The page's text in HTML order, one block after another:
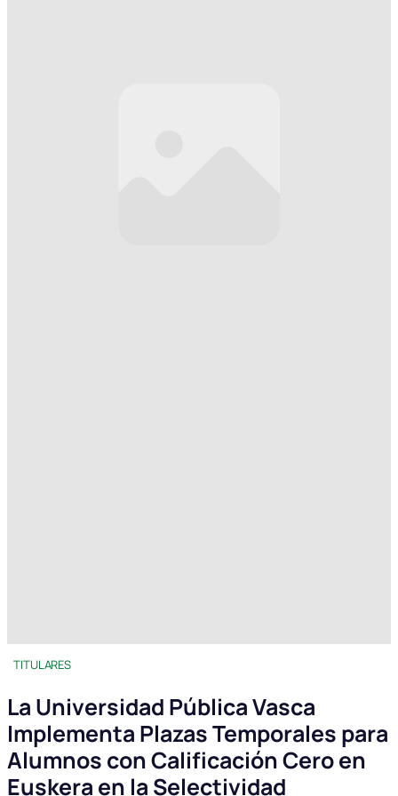
TITULARES
La Universidad Pública Vasca
Implementa Plazas Temporales para
Alumnos con Calificación Cero en
Euskera en la Selectividad